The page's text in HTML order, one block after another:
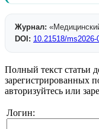
Журнал:
DOI: 10.21518/ms2026-
Полный текст статьи
зарегистрированных
авторизуйтесь или
Логин: